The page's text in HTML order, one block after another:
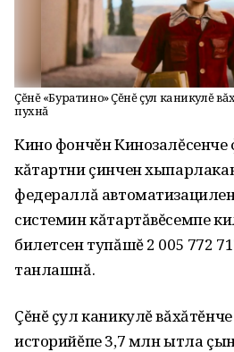
Çĕнĕ «Буратино» Çĕнĕ çул каникулĕ
пухнă
Кино фончĕн
кăтартни çинчен
федераллă
системин кăтартăвĕсемпе
билетсен тупăшĕ 2 005 772
танлашнă.
Çĕнĕ çул каникулĕ
историйĕпе 3,7 млн ытла